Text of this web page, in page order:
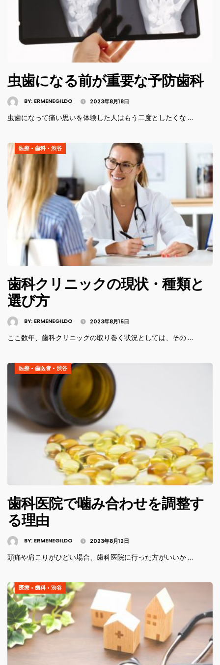
虫歯になる前が重要な予防歯科
BY: ERMENEGILDO 2023年8月18日
虫歯になって痛い思いを体験した人はもう二度としたくな …
医療 • 歯科 • 渋谷
歯科クリニックの現状・種類と
選び方
BY: ERMENEGILDO 2023年8月15日
ここ数年、歯科クリニックの取り巻く状況としては、その …
医療 • 歯医者 • 渋谷
歯科医院で噛み合わせを調整す
る理由
BY: ERMENEGILDO 2023年8月12日
頭痛や肩こりがひどい場合、歯科医院に行った方がいいか …
医療 • 歯科 • 渋谷